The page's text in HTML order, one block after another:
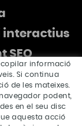
interactius
SEO
informació
Si continua
de les mateixes.
podent,
en el seu disc
aquesta acció